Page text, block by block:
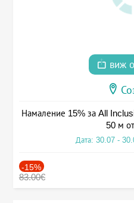
виж
Намаление 15% за All
50 м
Дата: 30.07 -
-15%
83.00€